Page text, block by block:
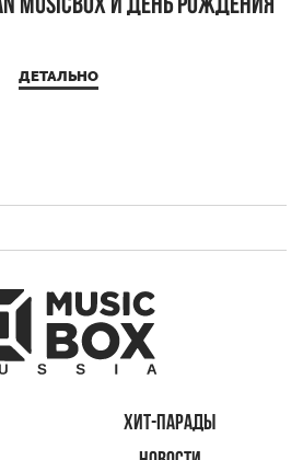
MUSICBOX и день рождения
ДЕТАЛЬНО
ХИТ-ПАРАДЫ